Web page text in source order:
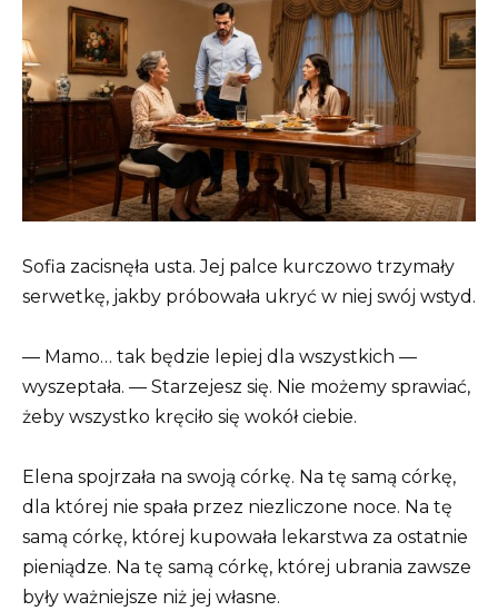
Sofia zacisnęła usta. Jej palce kurczowo trzymały
serwetkę, jakby próbowała ukryć w niej swój wstyd.
— Mamo… tak będzie lepiej dla wszystkich —
wyszeptała. — Starzejesz się. Nie możemy sprawiać,
żeby wszystko kręciło się wokół ciebie.
Elena spojrzała na swoją córkę. Na tę samą córkę,
dla której nie spała przez niezliczone noce. Na tę
samą córkę, której kupowała lekarstwa za ostatnie
pieniądze. Na tę samą córkę, której ubrania zawsze
były ważniejsze niż jej własne.